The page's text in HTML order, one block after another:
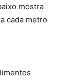
mostra
cada metro